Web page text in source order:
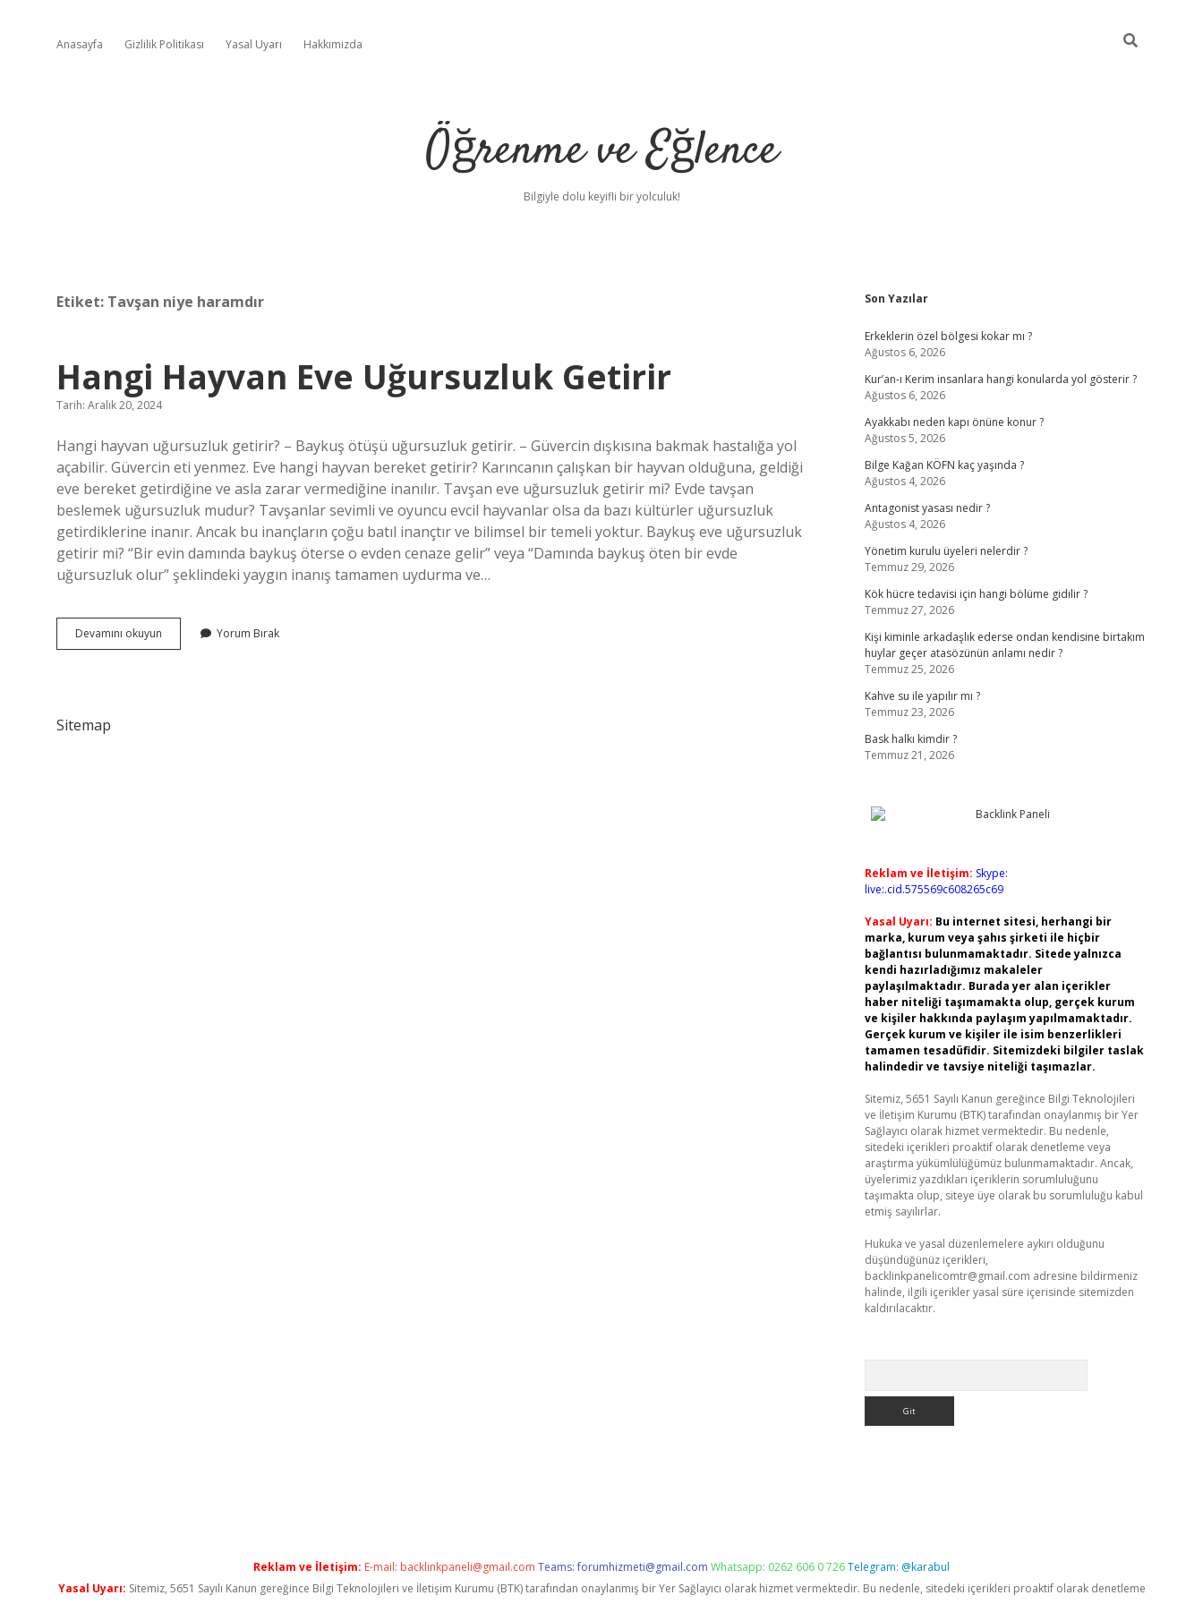
Anasayfa Gizlilik Politikası Yasal Uyarı Hakkımızda
Öğrenme ve Eğlence
Bilgiyle dolu keyifli bir yolculuk!
Etiket: Tavşan niye haramdır
Hangi Hayvan Eve Uğursuzluk Getirir
Tarih: Aralık 20, 2024
Hangi hayvan uğursuzluk getirir? – Baykuş ötüşü uğursuzluk getirir. – Güvercin dışkısına bakmak hastalığa yol
açabilir. Güvercin eti yenmez. Eve hangi hayvan bereket getirir? Karıncanın çalışkan bir hayvan olduğuna, geldiği
eve bereket getirdiğine ve asla zarar vermediğine inanılır. Tavşan eve uğursuzluk getirir mi? Evde tavşan
beslemek uğursuzluk mudur? Tavşanlar sevimli ve oyuncu evcil hayvanlar olsa da bazı kültürler uğursuzluk
getirdiklerine inanır. Ancak bu inançların çoğu batıl inançtır ve bilimsel bir temeli yoktur. Baykuş eve uğursuzluk
getirir mi? “Bir evin damında baykuş öterse o evden cenaze gelir” veya “Damında baykuş öten bir evde
uğursuzluk olur” şeklindeki yaygın inanış tamamen uydurma ve…
Devamını okuyun
Hayvan
Yorum Bırak
Sitemap
Sidebar
Son Yazılar
Erkeklerin özel bölgesi kokar mı ?
Ağustos 6, 2026
Kur’an-ı Kerim insanlara hangi konularda yol gösterir ?
Ağustos 6, 2026
Ayakkabı neden kapı önüne konur ?
Ağustos 5, 2026
Bilge Kağan KÖFN kaç yaşında ?
Ağustos 4, 2026
Antagonist yasası nedir ?
Ağustos 4, 2026
Yönetim kurulu üyeleri nelerdir ?
Temmuz 29, 2026
Kök hücre tedavisi için hangi bölüme gidilir ?
Temmuz 27, 2026
Kişi kiminle arkadaşlık ederse ondan kendisine birtakım
huylar geçer atasözünün anlamı nedir ?
Temmuz 25, 2026
Kahve su ile yapılır mı ?
Temmuz 23, 2026
Bask halkı kimdir ?
Temmuz 21, 2026
Reklam ve İletişim: Skype:
live:.cid.575569c608265c69
Yasal Uyarı: Bu internet sitesi, herhangi bir
marka, kurum veya şahıs şirketi ile hiçbir
bağlantısı bulunmamaktadır. Sitede yalnızca
kendi hazırladığımız makaleler
paylaşılmaktadır. Burada yer alan içerikler
haber niteliği taşımamakta olup, gerçek kurum
ve kişiler hakkında paylaşım yapılmamaktadır.
Gerçek kurum ve kişiler ile isim benzerlikleri
tamamen tesadüfidir. Sitemizdeki bilgiler taslak
halindedir ve tavsiye niteliği taşımazlar.
Sitemiz, 5651 Sayılı Kanun gereğince Bilgi Teknolojileri
ve İletişim Kurumu (BTK) tarafından onaylanmış bir Yer
Sağlayıcı olarak hizmet vermektedir. Bu nedenle,
sitedeki içerikleri proaktif olarak denetleme veya
araştırma yükümlülüğümüz bulunmamaktadır. Ancak,
üyelerimiz yazdıkları içeriklerin sorumluluğunu
taşımakta olup, siteye üye olarak bu sorumluluğu kabul
etmiş sayılırlar.
Hukuka ve yasal düzenlemelere aykırı olduğunu
düşündüğünüz içerikleri,
backlinkpanelicomtr@gmail.com adresine bildirmeniz
halinde, ilgili içerikler yasal süre içerisinde sitemizden
kaldırılacaktır.
Reklam ve İletişim: E-mail: backlinkpaneli@gmail.com Teams:forumhizmeti@gmail.com Whatsapp: 0262 606 0 726Telegram: @karabul
Yasal Uyarı: Sitemiz, 5651 Sayılı Kanun gereğince Bilgi Teknolojileri ve İletişim Kurumu (BTK) tarafından onaylanmış bir Yer Sağlayıcı olarak hizmet vermektedir. Bu nedenle, sitedeki içerikleri proaktif olarak denetleme